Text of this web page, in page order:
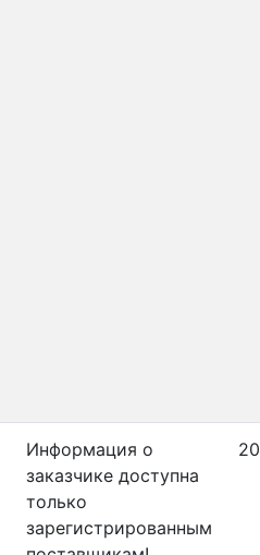
Информация о
заказчике доступна
только
зарегистрированным